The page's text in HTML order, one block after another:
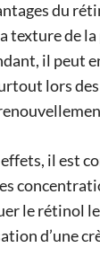
du
texture de
il peut
lors
il est
le rétinol
d’une